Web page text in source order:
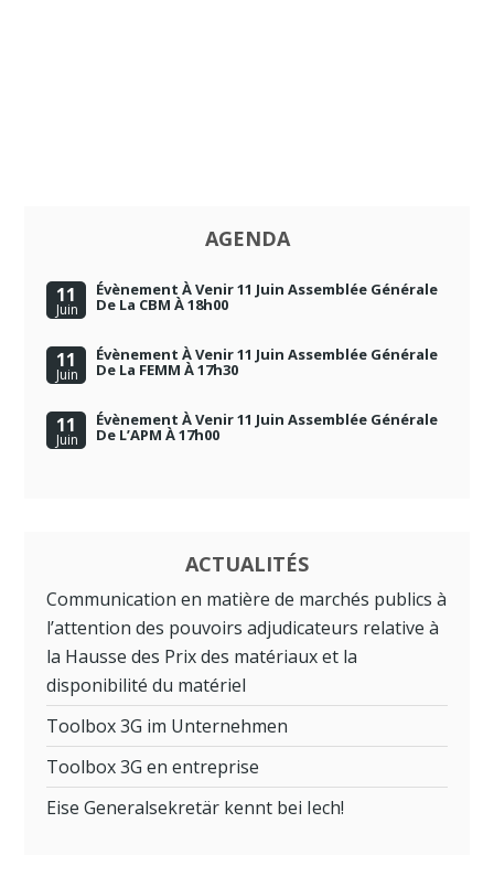
AGENDA
11
Juin
Évènement À Venir 11 Juin Assemblée Générale
De La CBM À 18h00
11
Juin
Évènement À Venir 11 Juin Assemblée Générale
De La FEMM À 17h30
11
Juin
Évènement À Venir 11 Juin Assemblée Générale
De L’APM À 17h00
ACTUALITÉS
Communication en matière de marchés publics à
l’attention des pouvoirs adjudicateurs relative à
la Hausse des Prix des matériaux et la
disponibilité du matériel
Toolbox 3G im Unternehmen
Toolbox 3G en entreprise
Eise Generalsekretär kennt bei Iech!